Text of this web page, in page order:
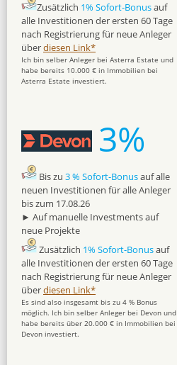
Zusätzlich 1% Sofort-Bonusauf
alle Investitionen der ersten 60 Tage
nach Registrierung für neue Anleger
überdiesen Link*
Ich bin selber Anleger bei Asterra Estate und
habe bereits 10.000 € in Immobilien bei
Asterra Estate investiert.
3%
Bis zu 3 % Sofort-Bonusauf alle
neuen Investitionen für alle Anleger
bis zum 17.08.26
► Auf manuelle Investments auf
neue Projekte
Zusätzlich 1% Sofort-Bonusauf
alle Investitionen der ersten 60 Tage
nach Registrierung für neue Anleger
überdiesen Link*
Es sind also insgesamt bis zu 4 % Bonus
möglich. Ich bin selber Anleger bei Devon und
habe bereits über 20.000 € in Immobilien bei
Devon investiert.